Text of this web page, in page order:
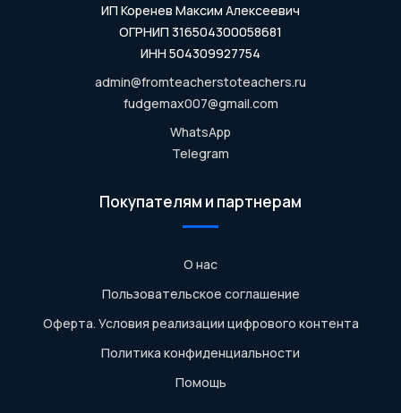
ИП Коренев Максим Алексеевич
ОГРНИП 316504300058681
ИНН 504309927754
admin@fromteacherstoteachers.ru
fudgemax007@gmail.com
WhatsApp
Telegram
Покупателям и партнерам
О нас
Пользовательское соглашение
Оферта. Условия реализации цифрового контента
Политика конфиденциальности
Помощь